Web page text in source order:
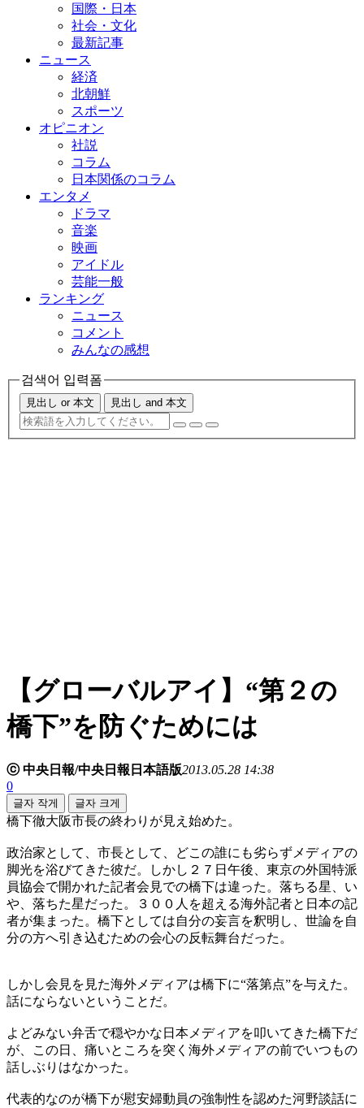
国際・日本
社会・文化
最新記事
ニュース
経済
北朝鮮
スポーツ
オピニオン
社説
コラム
日本関係のコラム
エンタメ
ドラマ
音楽
映画
アイドル
芸能一般
ランキング
ニュース
コメント
みんなの感想
검색어 입력폼
見出し or 本文 見出し and 本文
【グローバルアイ】“第２の
橋下”を防ぐためには
ⓒ 中央日報/中央日報日本語版2013.05.28 14:38
0
글자 작게 글자 크게
橋下徹大阪市長の終わりが見え始めた。
政治家として、市長として、どこの誰にも劣らずメディアの
脚光を浴びてきた彼だ。しかし２７日午後、東京の外国特派
員協会で開かれた記者会見での橋下は違った。落ちる星、い
や、落ちた星だった。３００人を超える海外記者と日本の記
者が集まった。橋下としては自分の妄言を釈明し、世論を自
分の方へ引き込むための会心の反転舞台だった。
しかし会見を見た海外メディアは橋下に“落第点”を与えた。
話にならないということだ。
よどみない弁舌で穏やかな日本メディアを叩いてきた橋下だ
が、この日、痛いところを突く海外メディアの前でいつもの
話しぶりはなかった。
代表的なのが橋下が慰安婦動員の強制性を認めた河野談話に